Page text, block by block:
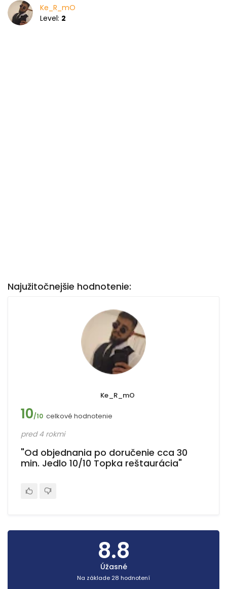
Ke_R_mO
Level: 2
Najužitočnejšie hodnotenie:
Ke_R_mO
10/10 celkové hodnotenie
pred 4 rokmi
"Od objednania po doručenie cca 30
min. Jedlo 10/10 Topka reštaurácia"
8.8
Úžasné
Na základe 28 hodnotení